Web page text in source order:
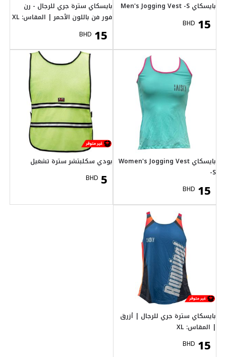
جري للرجال - رن
سترة تشغيل